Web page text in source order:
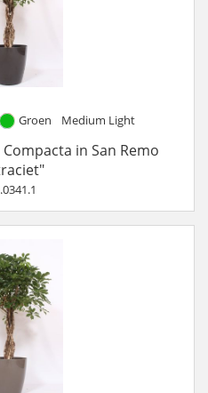
Groen Medium Light
in San Remo